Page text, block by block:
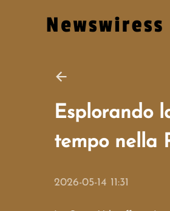
Esplorando
tempo nella
2026-05-14 11:31